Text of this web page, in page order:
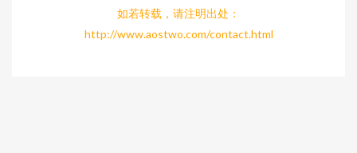
如若转载，请注明出处：
http://www.aostwo.com/contact.html